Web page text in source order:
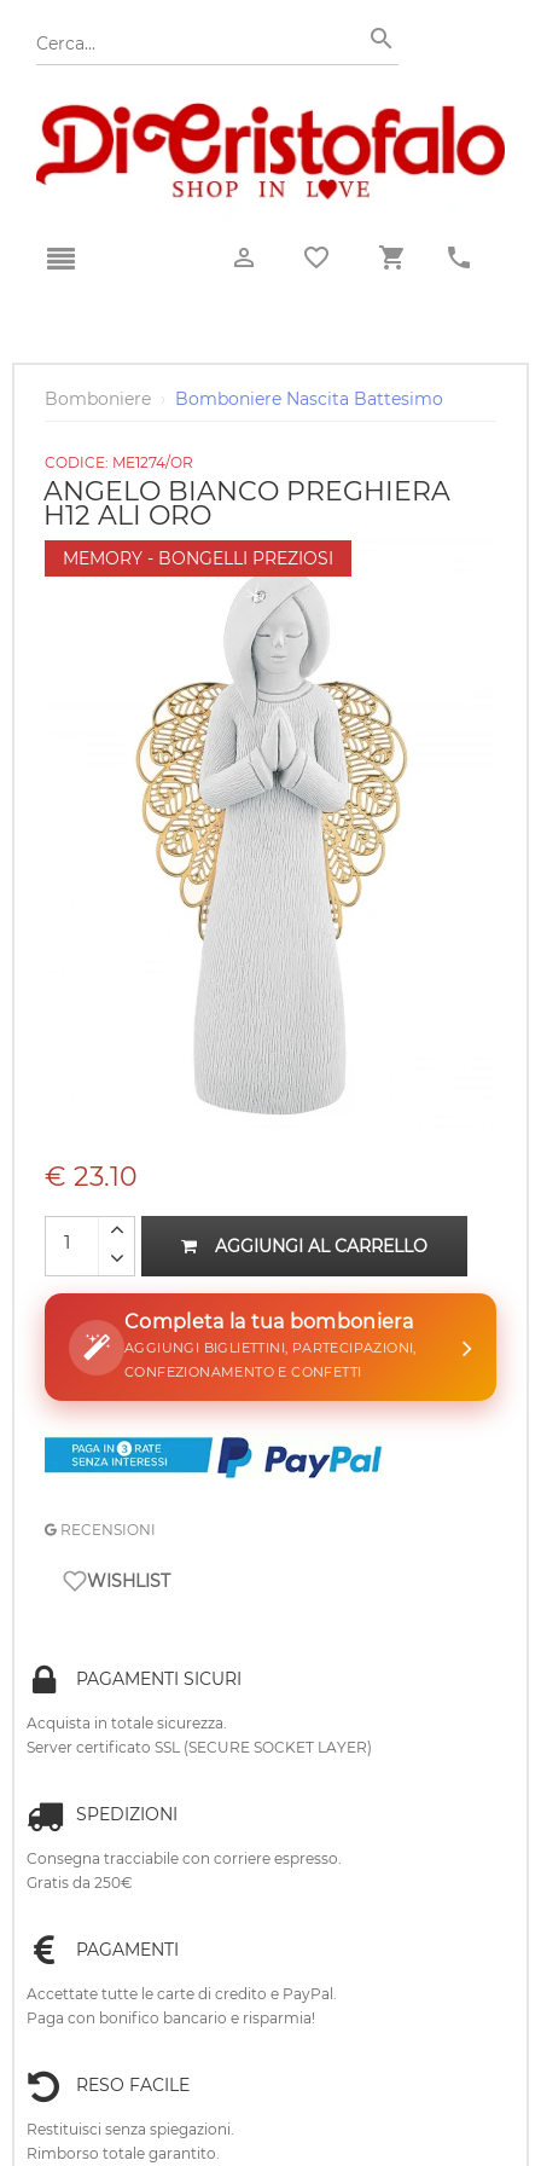
Bomboniere › Bomboniere Nascita Battesimo
CODICE: ME1274/OR
ANGELO BIANCO PREGHIERA
H12 ALI ORO
MEMORY - BONGELLI PREZIOSI
€ 23.10
AGGIUNGI AL CARRELLO
Completa la tua bomboniera
AGGIUNGI BIGLIETTINI, PARTECIPAZIONI,
CONFEZIONAMENTO E CONFETTI
RECENSIONI
WISHLIST
PAGAMENTI SICURI
Acquista in totale sicurezza.
Server certificato SSL (SECURE SOCKET LAYER)
SPEDIZIONI
Consegna tracciabile con corriere espresso.
Gratis da 250€
PAGAMENTI
Accettate tutte le carte di credito e PayPal.
Paga con bonifico bancario e risparmia!
RESO FACILE
Restituisci senza spiegazioni.
Rimborso totale garantito.